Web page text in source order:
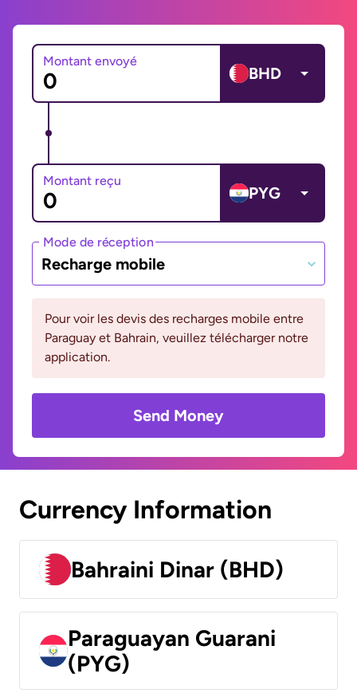
Montant envoyé
BHD
Montant reçu
PYG
Mode de réception
Recharge mobile
Pour voir les devis des recharges mobile entre
Paraguay et Bahrain, veuillez télécharger notre
application.
Send Money
Currency Information
Bahraini Dinar (BHD)
Paraguayan Guarani
(PYG)